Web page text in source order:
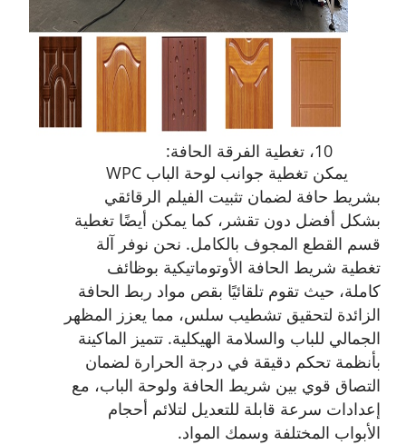
10، تغطية الفرقة الحافة:
يمكن تغطية جوانب لوحة الباب WPC
بشريط حافة لضمان تثبيت الفيلم الرقائقي
بشكل أفضل دون تقشر، كما يمكن أيضًا تغطية
قسم القطع المجوف بالكامل. نحن نوفر آلة
تغطية شريط الحافة الأوتوماتيكية بوظائف
كاملة، حيث تقوم تلقائيًا بقص مواد ربط الحافة
الزائدة لتحقيق تشطيب سلس، مما يعزز المظهر
الجمالي للباب والسلامة الهيكلية. تتميز الماكينة
بأنظمة تحكم دقيقة في درجة الحرارة لضمان
التصاق قوي بين شريط الحافة ولوحة الباب، مع
إعدادات سرعة قابلة للتعديل لتلائم أحجام
الأبواب المختلفة وسمك المواد.